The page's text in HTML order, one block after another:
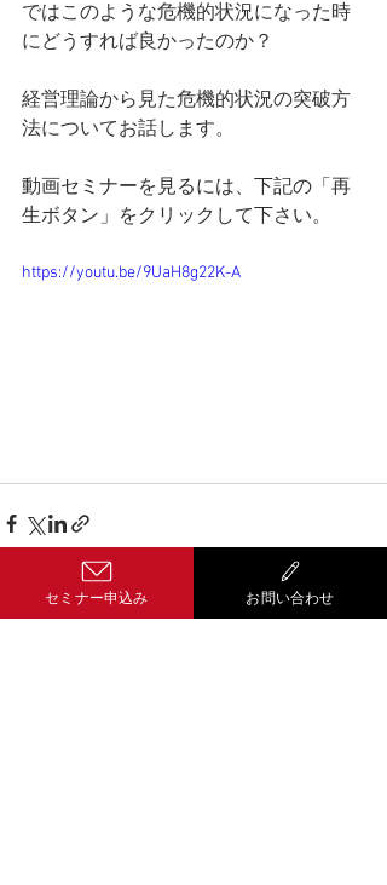
ではこのような危機的状況になった時
にどうすれば良かったのか？
経営理論から見た危機的状況の突破方
法についてお話します。
動画セミナーを見るには、下記の「再
生ボタン」をクリックして下さい。
https://youtu.be/9UaH8g22K-A
セミナー申込み お問い合わせ